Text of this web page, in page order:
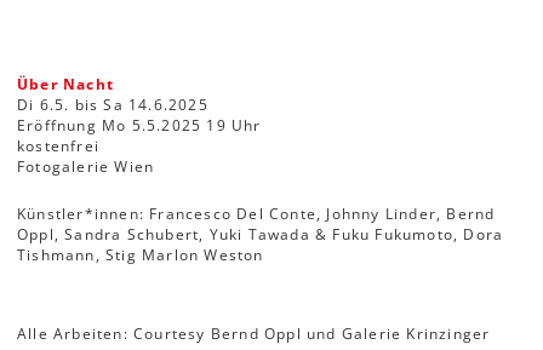
Über Nacht
Di 6.5. bis Sa 14.6.2025
Eröffnung Mo 5.5.2025 19 Uhr
kostenfrei
Fotogalerie Wien
Künstler*innen: Francesco Del Conte, Johnny Linder, Bernd
Oppl, Sandra Schubert, Yuki Tawada & Fuku Fukumoto, Dora
Tishmann, Stig Marlon Weston
Alle Arbeiten: Courtesy Bernd Oppl und Galerie Krinzinger